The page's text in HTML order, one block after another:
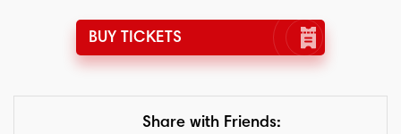
BUY TICKETS
Share with Friends: